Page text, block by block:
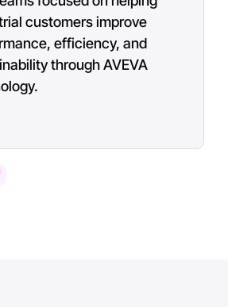
customers improve
efficiency, and
through AVEVA